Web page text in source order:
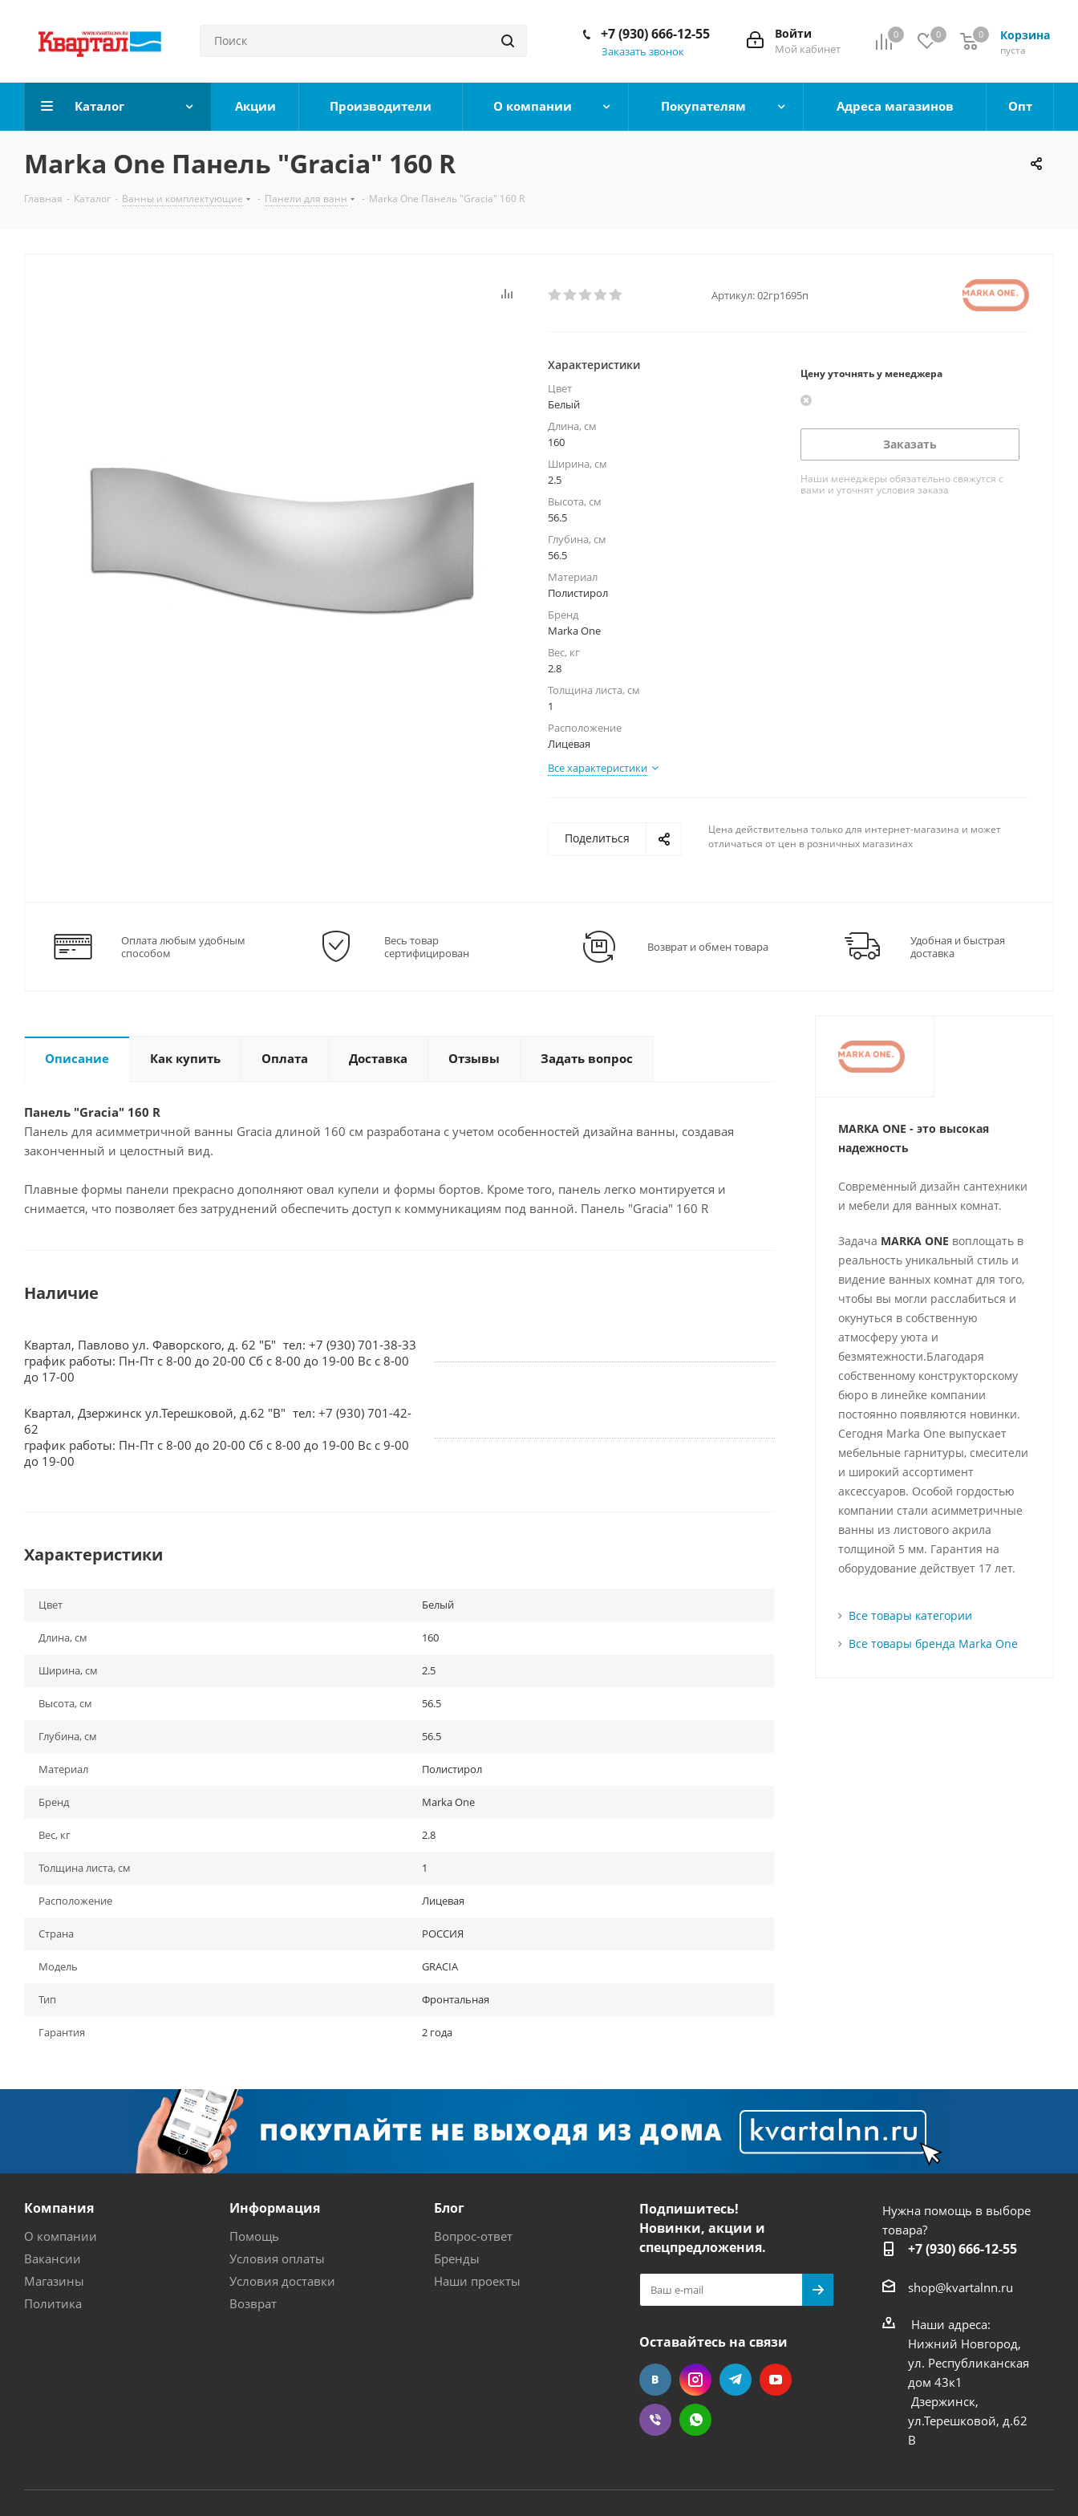
0 0 Корзина
0
пуста
0
Войти
Мой кабинет
+7 (930) 666-12-55
Заказать звонок
Каталог Акции Производители О компании Покупателям Адреса магазинов Опт
Marka One Панель "Gracia" 160 R
Главная - Каталог - Ванны и комплектующие - Панели для ванн - Marka One Панель "Gracia" 160 R
Артикул:02гр1695п
Характеристики
Цвет
Белый
Длина, см
160
Ширина, см
2.5
Высота, см
56.5
Глубина, см
56.5
Материал
Полистирол
Бренд
Marka One
Вес, кг
2.8
Толщина листа, см
1
Расположение
Лицевая
Все характеристики
Цену уточнять у менеджера
Заказать
Наши менеджеры обязательно свяжутся с
вами и уточнят условия заказа
Поделиться
Цена действительна только для интернет-магазина и может
отличаться от цен в розничных магазинах
Оплата любым удобным
способом
Весь товар
сертифицирован
Возврат и обмен товара
Удобная и быстрая
доставка
Описание Как купить Оплата Доставка Отзывы Задать вопрос
Панель "Gracia" 160 R
Панель для асимметричной ванны Gracia длиной 160 см разработана с учетом особенностей дизайна ванны, создавая
законченный и целостный вид.
Плавные формы панели прекрасно дополняют овал купели и формы бортов. Кроме того, панель легко монтируется и
снимается, что позволяет без затруднений обеспечить доступ к коммуникациям под ванной. Панель "Gracia" 160 R
Наличие
Квартал, Павлово ул. Фаворского, д. 62 "Б" тел: +7 (930) 701-38-33
график работы: Пн-Пт с 8-00 до 20-00 Сб с 8-00 до 19-00 Вс с 8-00
до 17-00
Квартал, Дзержинск ул.Терешковой, д.62 "В" тел: +7 (930) 701-42-
62
график работы: Пн-Пт с 8-00 до 20-00 Сб с 8-00 до 19-00 Вс с 9-00
до 19-00
Характеристики
Цвет Белый
Длина, см 160
Ширина, см 2.5
Высота, см 56.5
Глубина, см 56.5
Материал Полистирол
Бренд Marka One
Вес, кг 2.8
Толщина листа, см 1
Расположение Лицевая
Страна РОССИЯ
Модель GRACIA
Тип Фронтальная
Гарантия 2 года
MARKA ONE - это высокая
надежность
Современный дизайн сантехники
и мебели для ванных комнат.
Задача MARKA ONE воплощать в
реальность уникальный стиль и
видение ванных комнат для того,
чтобы вы могли расслабиться и
окунуться в собственную
атмосферу уюта и
безмятежности.Благодаря
собственному конструкторскому
бюро в линейке компании
постоянно появляются новинки.
Сегодня Marka One выпускает
мебельные гарнитуры, смесители
и широкий ассортимент
аксессуаров. Особой гордостью
компании стали асимметричные
ванны из листового акрила
толщиной 5 мм. Гарантия на
оборудование действует 17 лет.
Все товары категории
Все товары бренда Marka One
Компания
О компании
Вакансии
Магазины
Политика
Информация
Помощь
Условия оплаты
Условия доставки
Возврат
Блог
Вопрос-ответ
Бренды
Наши проекты
Подпишитесь!
Новинки, акции и
спецпредложения.
Оставайтесь на связи
Нужна помощь в выборе
товара?
+7 (930) 666-12-55
shop@kvartalnn.ru
Наши адреса:
Нижний Новгород,
ул. Республиканская
дом 43к1
Дзержинск,
ул.Терешковой, д.62
В